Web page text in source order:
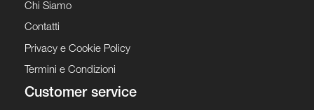
Chi Siamo
Contatti
Privacy e Cookie Policy
Termini e Condizioni
Customer service